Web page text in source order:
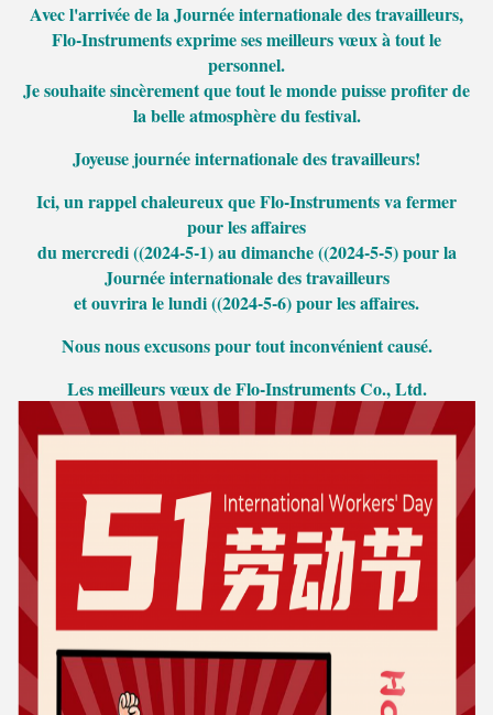
Avec l'arrivée de la Journée internationale des travailleurs,
Flo-Instruments exprime ses meilleurs vœux à tout le
personnel.
Je souhaite sincèrement que tout le monde puisse profiter de
la belle atmosphère du festival.
Joyeuse journée internationale des travailleurs!
Ici, un rappel chaleureux que Flo-Instruments va fermer
pour les affaires
du mercredi ((2024-5-1) au dimanche ((2024-5-5) pour la
Journée internationale des travailleurs
et ouvrira le lundi ((2024-5-6) pour les affaires.
Nous nous excusons pour tout inconvénient causé.
Les meilleurs vœux de Flo-Instruments Co., Ltd.